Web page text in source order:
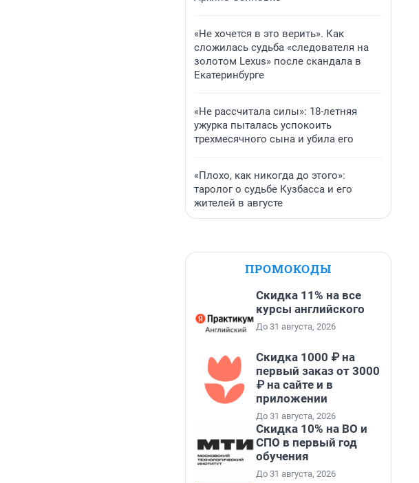
«Не хочется в это верить». Как
сложилась судьба «следователя на
золотом Lexus» после скандала в
Екатеринбурге
«Не рассчитала силы»: 18-летняя
ужурка пыталась успокоить
трехмесячного сына и убила его
«Плохо, как никогда до этого»:
таролог о судьбе Кузбасса и его
жителей в августе
ПРОМОКОДЫ
Скидка 11% на все
курсы английского
До 31 августа, 2026
Скидка 1000 ₽ на
первый заказ от 3000
₽ на сайте и в
приложении
До 31 августа, 2026
Скидка 10% на ВО и
СПО в первый год
обучения
До 31 августа, 2026